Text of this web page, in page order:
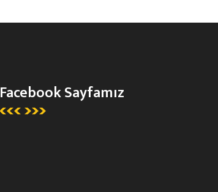
Facebook Sayfamız